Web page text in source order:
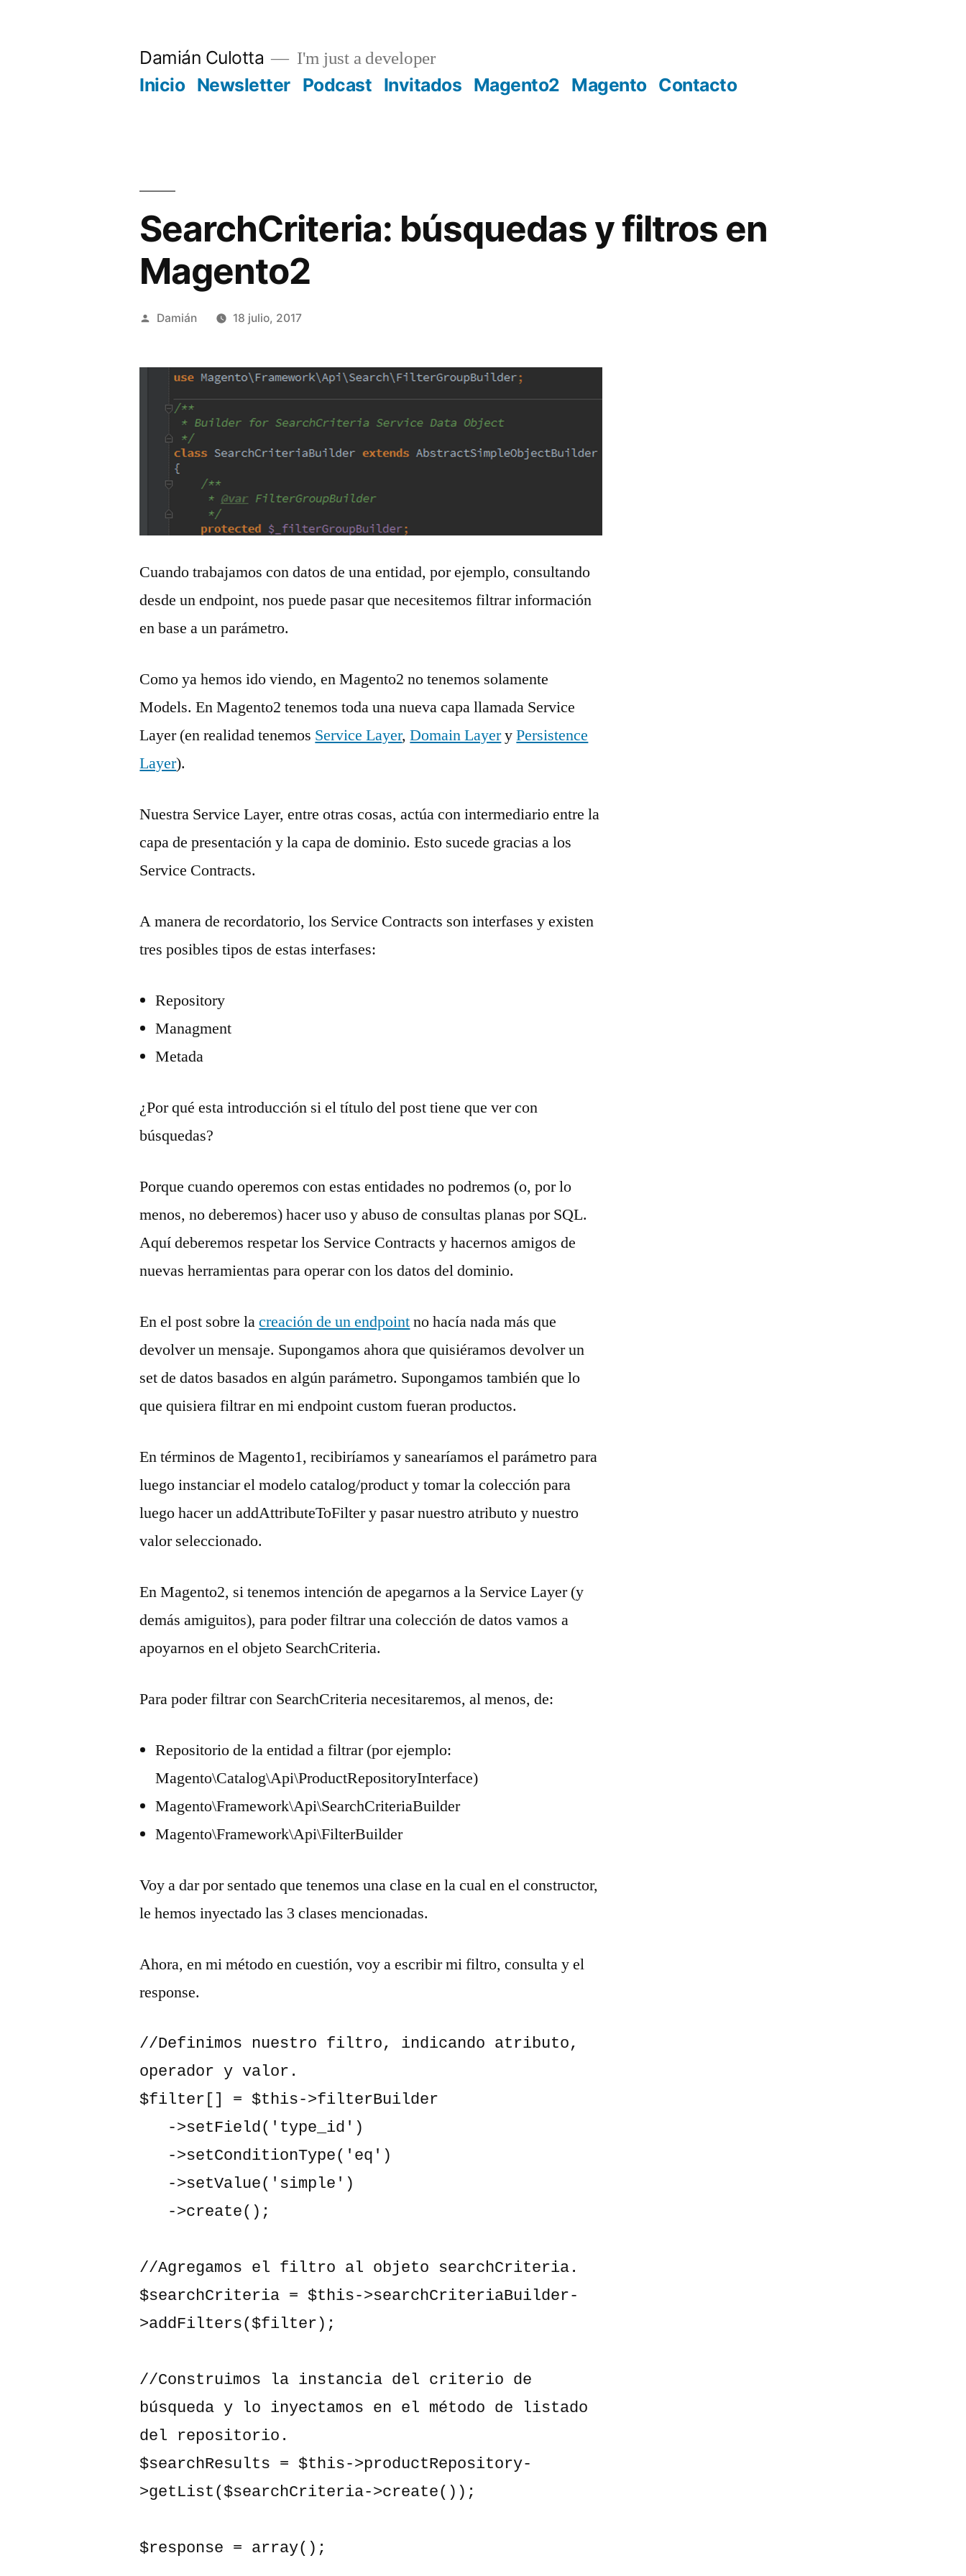
Damián Culotta I'm just a developer
Inicio Newsletter Podcast Invitados Magento2 Magento Contacto
SearchCriteria: búsquedas y filtros en
Magento2
Publicado
Damián 18 julio, 2017
Cuando trabajamos con datos de una entidad, por ejemplo, consultando
desde un endpoint, nos puede pasar que necesitemos filtrar información
en base a un parámetro.
Como ya hemos ido viendo, en Magento2 no tenemos solamente
Models. En Magento2 tenemos toda una nueva capa llamada Service
Layer (en realidad tenemos Service Layer,Domain LayeryPersistence
Layer).
Nuestra Service Layer, entre otras cosas, actúa con intermediario entre la
capa de presentación y la capa de dominio. Esto sucede gracias a los
Service Contracts.
A manera de recordatorio, los Service Contracts son interfases y existen
tres posibles tipos de estas interfases:
Repository
Managment
Metada
¿Por qué esta introducción si el título del post tiene que ver con
búsquedas?
Porque cuando operemos con estas entidades no podremos (o, por lo
menos, no deberemos) hacer uso y abuso de consultas planas por SQL.
Aquí deberemos respetar los Service Contracts y hacernos amigos de
nuevas herramientas para operar con los datos del dominio.
En el post sobre lacreación de un endpointno hacía nada más que
devolver un mensaje. Supongamos ahora que quisiéramos devolver un
set de datos basados en algún parámetro. Supongamos también que lo
que quisiera filtrar en mi endpoint custom fueran productos.
En términos de Magento1, recibiríamos y sanearíamos el parámetro para
luego instanciar el modelo catalog/product y tomar la colección para
luego hacer un addAttributeToFilter y pasar nuestro atributo y nuestro
valor seleccionado.
En Magento2, si tenemos intención de apegarnos a la Service Layer (y
demás amiguitos), para poder filtrar una colección de datos vamos a
apoyarnos en el objeto SearchCriteria.
Para poder filtrar con SearchCriteria necesitaremos, al menos, de:
Repositorio de la entidad a filtrar (por ejemplo:
Magento\Catalog\Api\ProductRepositoryInterface)
Magento\Framework\Api\SearchCriteriaBuilder
Magento\Framework\Api\FilterBuilder
Voy a dar por sentado que tenemos una clase en la cual en el constructor,
le hemos inyectado las 3 clases mencionadas.
Ahora, en mi método en cuestión, voy a escribir mi filtro, consulta y el
response.
//Definimos nuestro filtro, indicando atributo,
operador y valor.
$filter[] = $this->filterBuilder
//Agregamos el filtro al objeto searchCriteria.
$searchCriteria = $this->searchCriteriaBuilder-
>addFilters($filter);
//Construimos la instancia del criterio de
búsqueda y lo inyectamos en el método de listado
del repositorio.
$searchResults = $this->productRepository-
>getList($searchCriteria->create());
$response = array();